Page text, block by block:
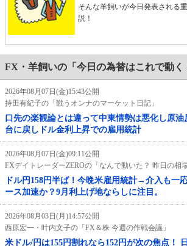
そんな羊飼いが今日発表される
説！
FX・羊飼いの「今日の為替はこれで動く
2026年08月07日(金)15:43公開
持田有紀子の「戦うオンナのマーケット日記」
口先の楽観論とは違って中東情勢は悪化し原油
台に戻しドル金利上昇での雇用統計
2026年08月07日(金)09:11公開
FXデイトレーダーZEROの「なんで動いた？ 昨日の相場
ドル円158円半ば！今晩米雇用統計→介入も一
ース加速か？9月利上げ地ならしに注目。
2026年08月03日(月)14:57公開
西原宏一・叶内文子の「FX＆株 今週の作戦会議」
米ドル/円は155円割れなら152円が次の焦点！